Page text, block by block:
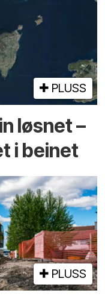
PLUSS
løsnet –
i beinet
PLUSS